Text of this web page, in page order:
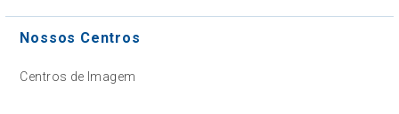
Nossos Centros
Centros de Imagem